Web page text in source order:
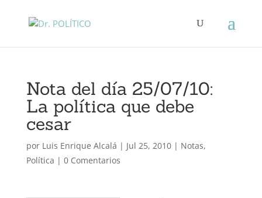
Nota del día 25/07/10:
La política que debe
cesar
por Luis Enrique Alcalá | Jul 25, 2010| Notas,
Política | 0 Comentarios